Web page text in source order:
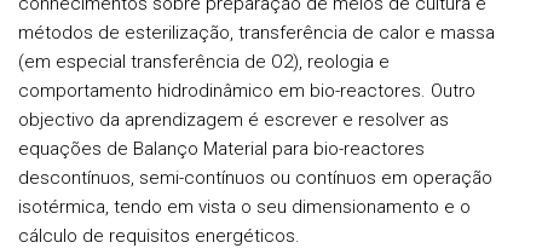
métodos de esterilização, transferência de calor e massa
(em especial transferência de O2), reologia e
comportamento hidrodinâmico em bio-reactores. Outro
objectivo da aprendizagem é escrever e resolver as
equações de Balanço Material para bio-reactores
descontínuos, semi-contínuos ou contínuos em operação
isotérmica, tendo em vista o seu dimensionamento e o
cálculo de requisitos energéticos.